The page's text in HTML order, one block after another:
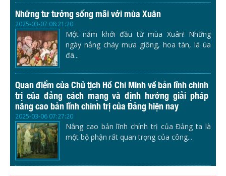
Những tư tưởng sống mãi với mùa Xuân
2025-03-07 08:21:20
Một năm khởi đầu từ mùa Xuân! Những
ngày nắng cháy mưa giông, hoa tàn, lá úa
đã...
Quan điểm của Chủ tịch Hồ Chí Minh về bản lĩnh chính
trị của đảng cách mạng và định hướng giải pháp
nâng cao bản lĩnh chính trị của Đảng hiện nay
2025-03-06 07:27:20
Nâng cao bản lĩnh chính trị của Đảng ta là
một bộ phận rất quan trọng của công...